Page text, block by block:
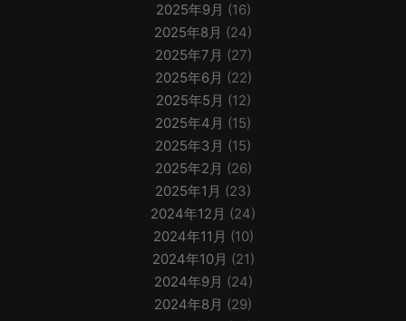
2025年9月 (16)
2025年8月 (24)
2025年7月 (27)
2025年6月 (22)
2025年5月 (12)
2025年4月 (15)
2025年3月 (15)
2025年2月 (26)
2025年1月 (23)
2024年12月 (24)
2024年11月 (10)
2024年10月 (21)
2024年9月 (24)
2024年8月 (29)